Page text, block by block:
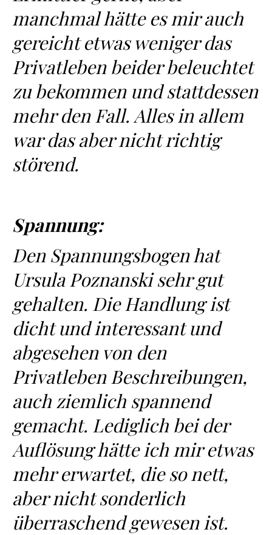
manchmal hätte es mir auch
gereicht etwas weniger das
Privatleben beider beleuchtet
zu bekommen und stattdessen
mehr den Fall. Alles in allem
war das aber nicht richtig
störend.
Spannung:
Den Spannungsbogen hat
Ursula Poznanski sehr gut
gehalten. Die Handlung ist
dicht und interessant und
abgesehen von den
Privatleben Beschreibungen,
auch ziemlich spannend
gemacht. Lediglich bei der
Auflösung hätte ich mir etwas
mehr erwartet, die so nett,
aber nicht sonderlich
überraschend gewesen ist.